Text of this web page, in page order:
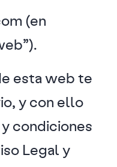
(en
esta web te
y con ello
condiciones
Legal y